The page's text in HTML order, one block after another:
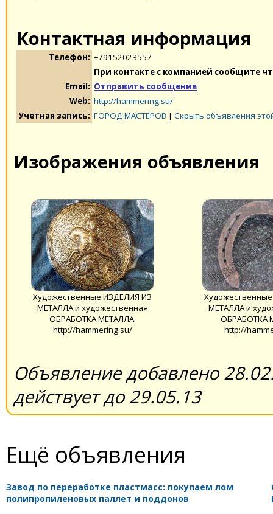
Контактная информация
Телефон: +79152023557
При контакте с компанией сообщите
Email: Отправить сообщение
Web: http://hammering.su/
Учетная запись: ГОРОД МАСТЕРОВ | Скрыть объявления
Изображения объявления
Художественные ИЗДЕЛИЯ ИЗ
МЕТАЛЛА и художественная
ОБРАБОТКА МЕТАЛЛА.
http://hammering.su/
МЕТАЛЛА и
ОБРАБОТКА
http://
Объявление добавлено
действует до 29.05.13
Ещё объявления
Завод по переработке пластмасс: покупаем лом
полипропиленовых паллет и поддонов